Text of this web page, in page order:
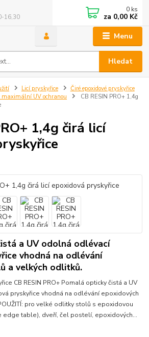
Menu
Hledat
16,30
0 ks
za 0,00 Kč
Licí pryskyřice
Čiré epoxidové pryskyřice
maximální UV ochranou
CB RESIN PRO+ 1,4g
1,4g čirá licí
a UV odolná odlévací
vhodná na odlévání
a velkých odlitků.
CB RESIN PRO+ Pomalá opticky čistá a UV
pryskyřice vhodná na odlévání epoxidových
pro velké odlitky stolů s epoxidovou
edge table), dveří, čel postelí, epoxidových...